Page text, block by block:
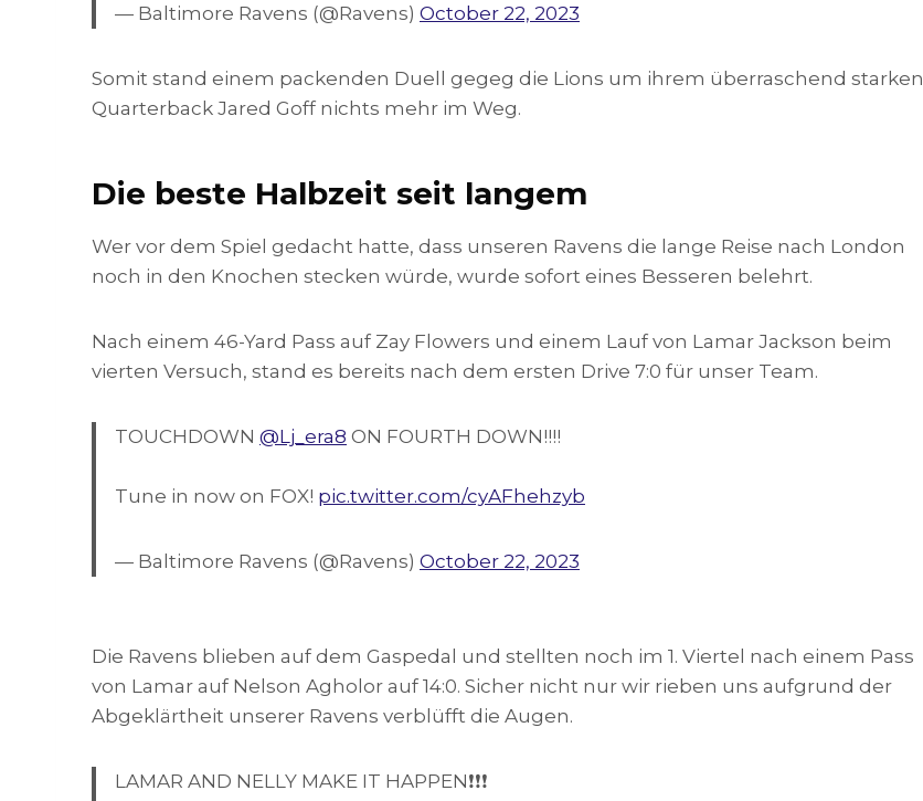
— Baltimore Ravens (@Ravens) October 22, 2023
Somit stand einem packenden Duell gegeg die Lions um ihrem überraschend starken
Quarterback Jared Goff nichts mehr im Weg.
Die beste Halbzeit seit langem
Wer vor dem Spiel gedacht hatte, dass unseren Ravens die lange Reise nach London
noch in den Knochen stecken würde, wurde sofort eines Besseren belehrt.
Nach einem 46-Yard Pass auf Zay Flowers und einem Lauf von Lamar Jackson beim
vierten Versuch, stand es bereits nach dem ersten Drive 7:0 für unser Team.
TOUCHDOWN @Lj_era8 ON FOURTH DOWN!!!!
Tune in now on FOX! pic.twitter.com/cyAFhehzyb
— Baltimore Ravens (@Ravens) October 22, 2023
Die Ravens blieben auf dem Gaspedal und stellten noch im 1. Viertel nach einem Pass
von Lamar auf Nelson Agholor auf 14:0. Sicher nicht nur wir rieben uns aufgrund der
Abgeklärtheit unserer Ravens verblüfft die Augen.
LAMAR AND NELLY MAKE IT HAPPEN❗️❗️❗️